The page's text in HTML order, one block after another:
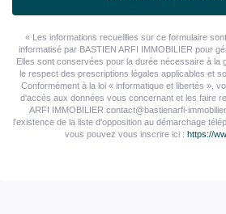
« Les informations recueillies sur ce formulaire
informatisé par BASTIEN ARFI IMMOBILIER pour
Elles sont conservées pour la durée nécessaire à la
le respect des prescriptions légales applicables et
Conformément à la loi « informatique et libertés »,
d'accès aux données vous concernant et les faire
ARFI IMMOBILIER contact@bastienarfi-
l'existence de la liste d'opposition au démarchage
vous pouvez vous inscrire ici : https://